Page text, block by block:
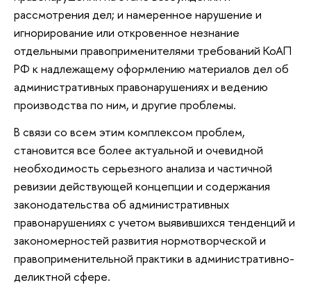
рассмотрения дел; и намеренное нарушение и
игнорирование или откровенное незнание
отдельными правоприменителями требований КоАП
РФ к надлежащему оформлению материалов дел об
административных правонарушениях и ведению
производства по ним, и другие проблемы.
В связи со всем этим комплексом проблем,
становится все более актуальной и очевидной
необходимость серьезного анализа и частичной
ревизии действующей концепции и содержания
законодательства об административных
правонарушениях с учетом выявившихся тенденций и
закономерностей развития нормотворческой и
правоприменительной практики в административно-
деликтной сфере.